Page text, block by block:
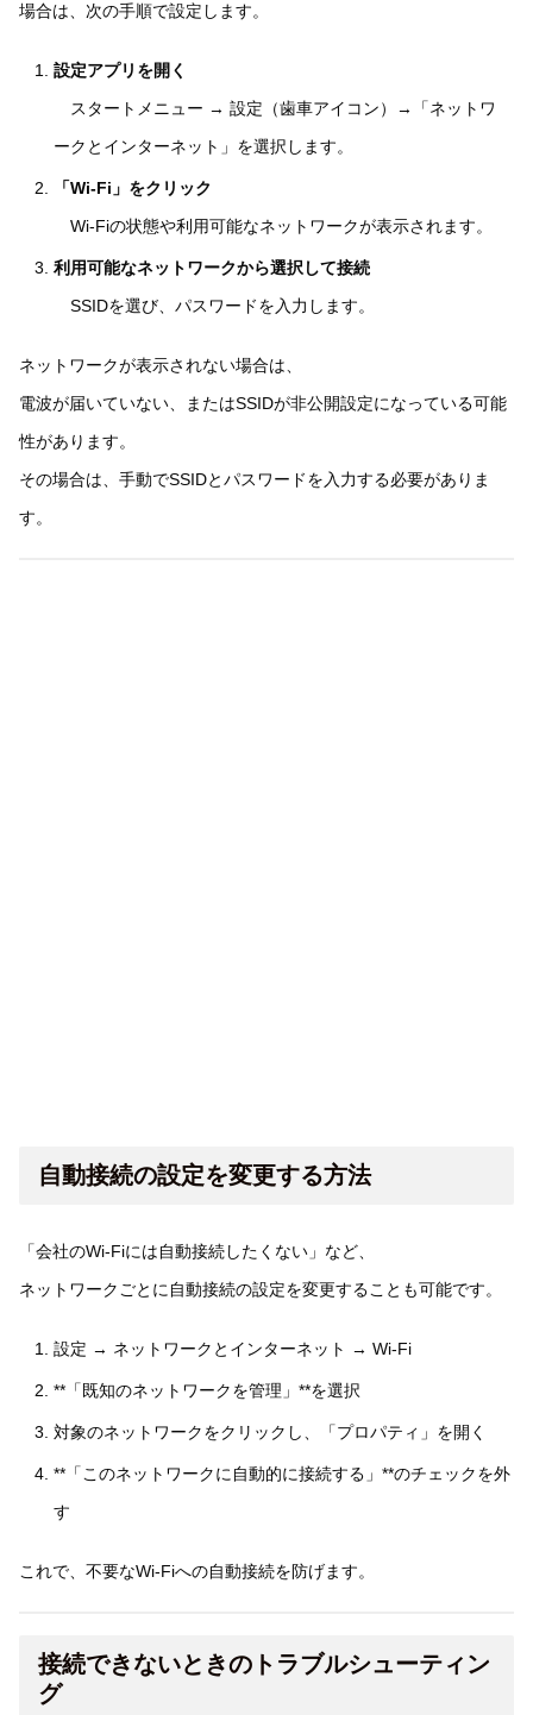
場合は、次の手順で設定します。
設定アプリを開く
スタートメニュー → 設定（歯車アイコン）→「ネットワ
ークとインターネット」を選択します。
「Wi-Fi」をクリック
Wi-Fiの状態や利用可能なネットワークが表示されます。
利用可能なネットワークから選択して接続
SSIDを選び、パスワードを入力します。
ネットワークが表示されない場合は、
電波が届いていない、またはSSIDが非公開設定になっている可能
性があります。
その場合は、手動でSSIDとパスワードを入力する必要がありま
す。
自動接続の設定を変更する方法
「会社のWi-Fiには自動接続したくない」など、
ネットワークごとに自動接続の設定を変更することも可能です。
設定 → ネットワークとインターネット → Wi-Fi
**「既知のネットワークを管理」**を選択
対象のネットワークをクリックし、「プロパティ」を開く
**「このネットワークに自動的に接続する」**のチェックを外
す
これで、不要なWi-Fiへの自動接続を防げます。
接続できないときのトラブルシューティン
グ